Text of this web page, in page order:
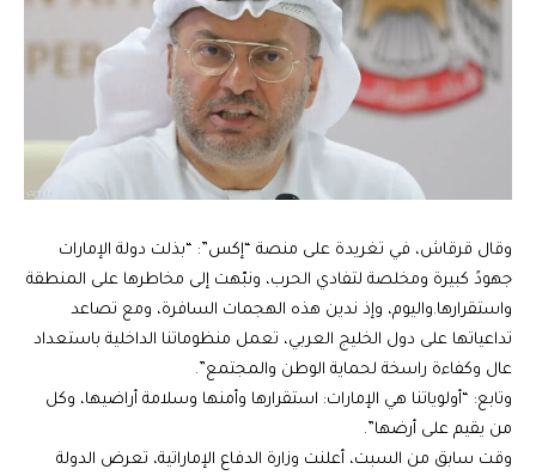
وقال قرقاش، في تغريدة على منصة “إكس”: “بذلت دولة الإمارات
جهودً كبيرة ومخلصة لتفادي الحرب، ونبّهت إلى مخاطرها على المنطقة
واستقرارها.واليوم، وإذ ندين هذه الهجمات السافرة، ومع تصاعد
تداعياتها على دول الخليج العربي، تعمل منظوماتنا الداخلية باستعداد
عال وكفاءة راسخة لحماية الوطن والمجتمع”.
وتابع: “أولوياتنا هي الإمارات: استقرارها وأمنها وسلامة أراضيها، وكل
من يقيم على أرضها”.
وقت سابق من السبت، أعلنت وزارة الدفاع الإماراتية، تعرض الدولة